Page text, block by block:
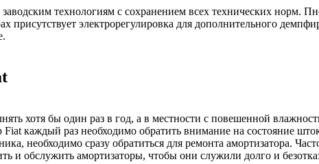
технологиям с сохранением всех технических
присутствует электрорегулировка для дополнительного
хотя бы один раз в год, а в местности с повешенной
каждый раз необходимо обратить внимание на состояние
необходимо сразу обратиться для ремонта амортизатора.
и обслужить амортизаторы, чтобы они служили долго и